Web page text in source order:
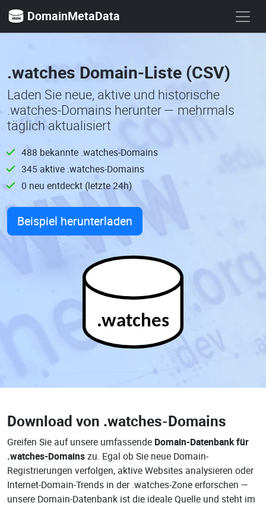
DomainMetaData
.watches Domain-Liste (CSV)
Laden Sie neue, aktive und historische
.watches-Domains herunter — mehrmals
täglich aktualisiert
488 bekannte .watches-Domains
345 aktive .watches-Domains
0 neu entdeckt (letzte 24h)
Beispiel herunterladen
.watches
Download von .watches-Domains
Greifen Sie auf unsere umfassende Domain-Datenbank für
.watches-Domainszu. Egal ob Sie neue Domain-
Registrierungen verfolgen, aktive Websites analysieren oder
Internet-Domain-Trends in der .watches-Zone erforschen —
unsere Domain-Datenbank ist die ideale Quelle und steht im